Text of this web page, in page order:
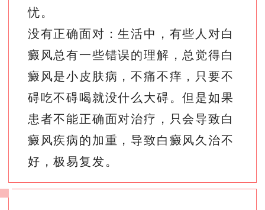
忧。
没有正确面对：生活中，有些人对白
癜风总有一些错误的理解，总觉得白
癜风是小皮肤病，不痛不痒，只要不
碍吃不碍喝就没什么大碍。但是如果
患者不能正确面对治疗，只会导致白
癜风疾病的加重，导致白癜风久治不
好，极易复发。